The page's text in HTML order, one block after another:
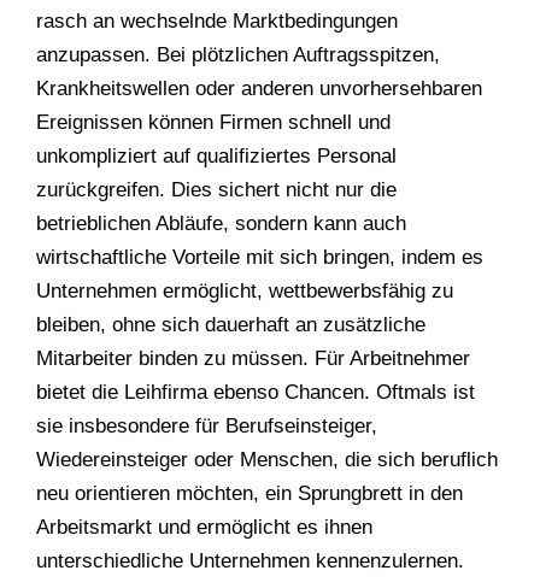
rasch an wechselnde Marktbedingungen
anzupassen. Bei plötzlichen Auftragsspitzen,
Krankheitswellen oder anderen unvorhersehbaren
Ereignissen können Firmen schnell und
unkompliziert auf qualifiziertes Personal
zurückgreifen. Dies sichert nicht nur die
betrieblichen Abläufe, sondern kann auch
wirtschaftliche Vorteile mit sich bringen, indem es
Unternehmen ermöglicht, wettbewerbsfähig zu
bleiben, ohne sich dauerhaft an zusätzliche
Mitarbeiter binden zu müssen. Für Arbeitnehmer
bietet die Leihfirma ebenso Chancen. Oftmals ist
sie insbesondere für Berufseinsteiger,
Wiedereinsteiger oder Menschen, die sich beruflich
neu orientieren möchten, ein Sprungbrett in den
Arbeitsmarkt und ermöglicht es ihnen
unterschiedliche Unternehmen kennenzulernen.